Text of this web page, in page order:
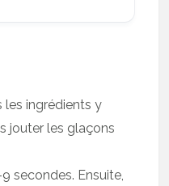
les ingrédients y
jouter les glaçons
secondes. Ensuite,